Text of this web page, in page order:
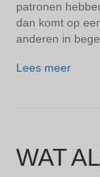
patronen
dan komt op
anderen in
Lees meer
WAT